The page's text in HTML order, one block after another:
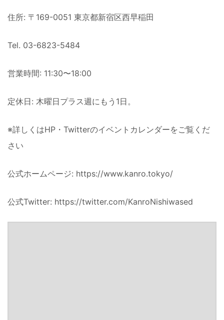
住所: 〒169-0051 東京都新宿区西早稲田
Tel. 03-6823-5484
営業時間: 11:30〜18:00
定休日: 木曜日プラス週にもう1日。
※詳しくはHP・Twitterのイベントカレンダーをご覧くだ
さい
公式ホームページ: https://www.kanro.tokyo/
公式Twitter: https://twitter.com/KanroNishiwased